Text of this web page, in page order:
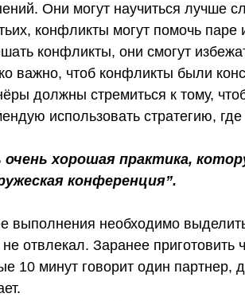
Они могут научиться лучше
конфликты могут помочь
конфликты, они смогут
важно, чтоб конфликты были
должны стремиться к тому,
использовать стратегию,
хорошая практика,
конференция”.
выполнения необходимо
не отвлекал. Заранее приготовить
10 минут говорит один партнер,